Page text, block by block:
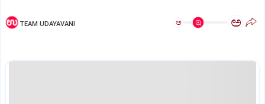
TEAM UDAYAVANI ಅ ಅ